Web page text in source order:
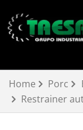
au
contenu
Home Porc
Restrainer